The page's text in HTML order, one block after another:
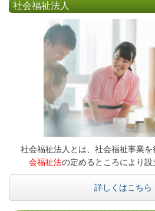
社会福祉法人
社会福祉法人とは、社会福祉事業を
会福祉法の定めるところにより設
詳しくはこちら